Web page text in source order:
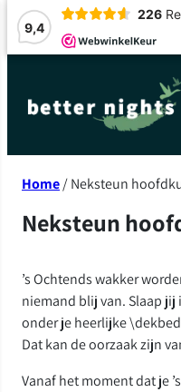
9,4
226
Home/ Neksteun
Neksteun
’s Ochtends wakker
niemand blij van. Slaap
onder je heerlijke
Dat kan de oorzaak zijn
Vanaf het moment dat je